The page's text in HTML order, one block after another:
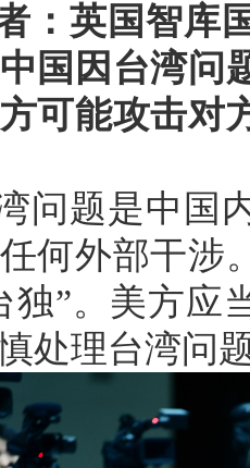
：英国智库
国因台湾问
可能攻击对
问题是中国
何外部干涉
独”。美方应
处理台湾问